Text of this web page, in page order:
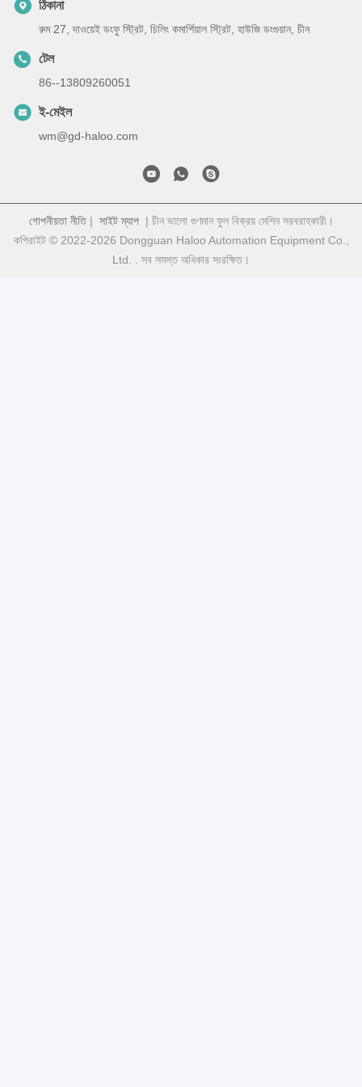
ঠিকানা
রুম 27, দাওয়েই ডংফু স্ট্রিট, চিলিং কমার্শিয়াল স্ট্রিট, হাউজি ডংগুয়ান, চীন
টেল
86--13809260051
ই-মেইল
wm@gd-haloo.com
গোপনীয়তা নীতি| সাইট ম্যাপ| চীন ভালো গুণমান ফুল বিক্রয় মেশিন সরবরাহকারী।
কপিরাইট © 2022-2026 Dongguan Haloo Automation Equipment Co.,
Ltd. . সব সমস্ত অধিকার সংরক্ষিত।